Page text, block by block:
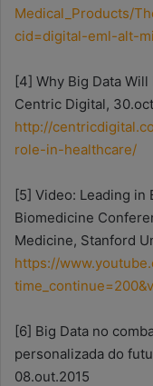
Medical_Products/
cid=digital-eml-alt-
[4] Why Big Data
Centric Digital,
http://
role-in-healthcare/
[5] Video: Leading in
Biomedicine
Medicine, Stanford
https://
[6] Big Data no
personalizada do
08.out.2015